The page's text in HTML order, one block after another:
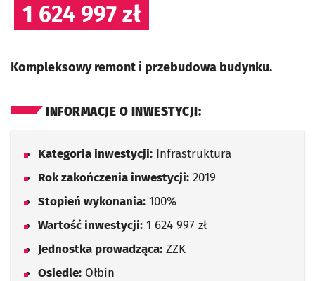
1 624 997 zł
Kompleksowy remont i przebudowa budynku.
INFORMACJE O INWESTYCJI:
Kategoria inwestycji: Infrastruktura
Rok zakończenia inwestycji: 2019
Stopień wykonania: 100%
Wartość inwestycji: 1 624 997 zł
Jednostka prowadząca: ZZK
Osiedle: Ołbin